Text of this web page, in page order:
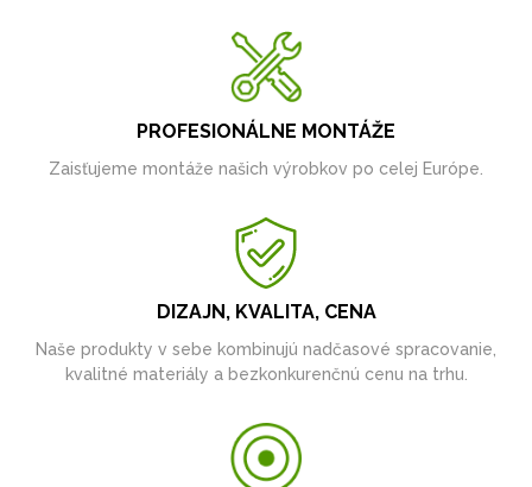
PROFESIONÁLNE MONTÁŽE
Zaisťujeme montáže našich výrobkov po celej Európe.
DIZAJN, KVALITA, CENA
Naše produkty v sebe kombinujú nadčasové spracovanie,
kvalitné materiály a bezkonkurenčnú cenu na trhu.